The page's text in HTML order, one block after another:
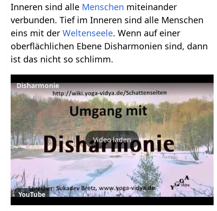
Inneren sind alle Menschen miteinander
verbunden. Tief im Inneren sind alle Menschen
eins mit derWeltenseele. Wenn auf einer
oberflächlichen Ebene Disharmonien sind, dann
ist das nicht so schlimm.
Disharmonie
Video laden
YouTube